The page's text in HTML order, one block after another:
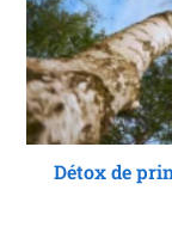
Détox de